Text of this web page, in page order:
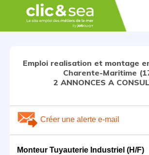
Emploi realisation et montage
Charente-Maritime
2 ANNONCES A
Créer une alerte e-mail
Monteur Tuyauterie Industriel (H/F)